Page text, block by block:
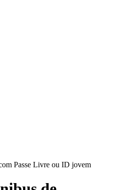
Passe Livre ou ID jovem